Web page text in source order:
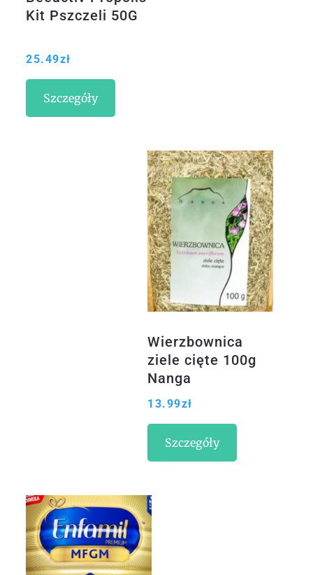
Kit Pszczeli 50G
25.49zł
Szczegóły
Wierzbownica
ziele cięte 100g
Nanga
13.99zł
Szczegóły